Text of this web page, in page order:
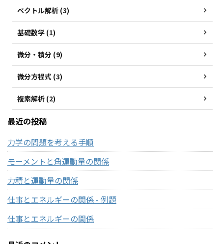
ベクトル解析 (3)
基礎数学 (1)
微分・積分 (9)
微分方程式 (3)
複素解析 (2)
最近の投稿
力学の問題を考える手順
モーメントと角運動量の関係
力積と運動量の関係
仕事とエネルギーの関係 - 例題
仕事とエネルギーの関係